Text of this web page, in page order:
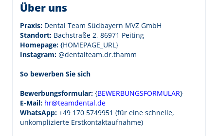
Über uns
Praxis: Dental Team Südbayern MVZ GmbH
Standort: Bachstraße 2, 86971 Peiting
Homepage: {HOMEPAGE_URL}
Instagram: @dentalteam.dr.thamm
So bewerben Sie sich
Bewerbungsformular: {BEWERBUNGSFORMULAR}
E-Mail: hr@teamdental.de
WhatsApp: +49 170 5749951 (für eine schnelle,
unkomplizierte Erstkontaktaufnahme)